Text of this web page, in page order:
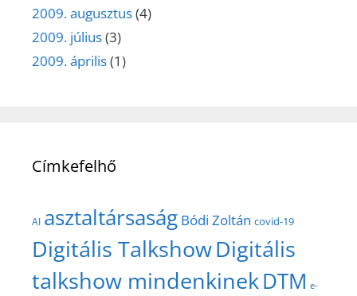
2009. augusztus(4)
2009. július(3)
2009. április(1)
Címkefelhő
AI asztaltársaság Bódi Zoltán covid-19
Digitális TalkshowDigitális
talkshow mindenkinekDTM e-